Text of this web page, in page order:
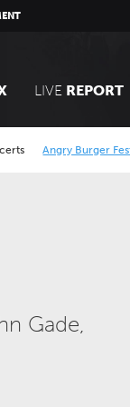
LIVE REPORT
Angry Burger Festival
Gade,